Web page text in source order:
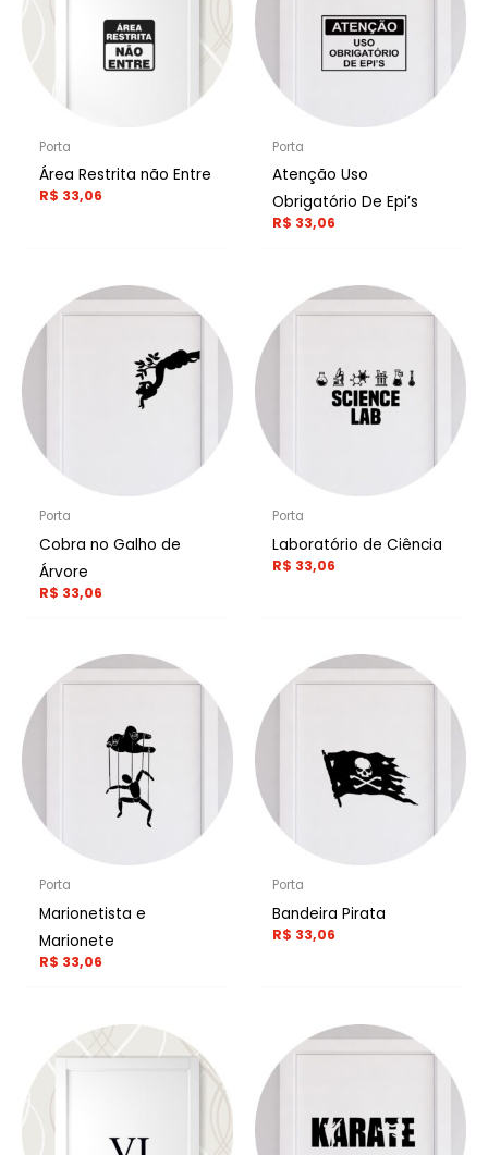
Porta
Área Restrita não Entre
R$ 33,06
Porta
Atenção Uso
Obrigatório De Epi’s
R$ 33,06
Porta
Cobra no Galho de
Árvore
R$ 33,06
Porta
Laboratório de Ciência
R$ 33,06
Porta
Marionetista e
Marionete
R$ 33,06
Porta
Bandeira Pirata
R$ 33,06